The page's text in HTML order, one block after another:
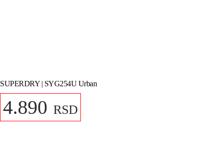
SUPERDRY | SYG254U Urban
4.890 RSD